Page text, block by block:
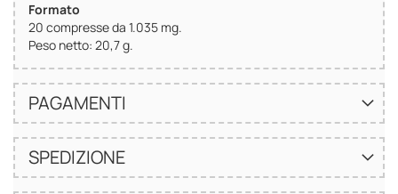
Formato
20 compresse da 1.035 mg.
Peso netto: 20,7 g.
PAGAMENTI
SPEDIZIONE